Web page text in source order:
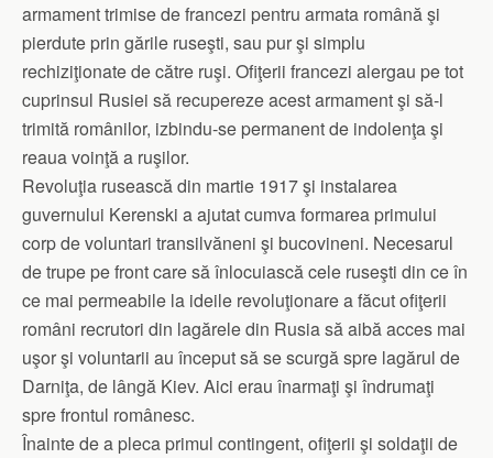
armament trimise de francezi pentru armata română şi
pierdute prin gările ruseşti, sau pur şi simplu
rechiziţionate de către ruşi. Ofiţerii francezi alergau pe tot
cuprinsul Rusiei să recupereze acest armament şi să-l
trimită românilor, izbindu-se permanent de indolenţa şi
reaua voinţă a ruşilor.
Revoluţia rusească din martie 1917 şi instalarea
guvernului Kerenski a ajutat cumva formarea primului
corp de voluntari transilvăneni şi bucovineni. Necesarul
de trupe pe front care să înlocuiască cele ruseşti din ce în
ce mai permeabile la ideile revoluţionare a făcut ofiţerii
români recrutori din lagărele din Rusia să aibă acces mai
uşor şi voluntarii au început să se scurgă spre lagărul de
Darniţa, de lângă Kiev. Aici erau înarmaţi şi îndrumaţi
spre frontul românesc.
Înainte de a pleca primul contingent, ofiţerii şi soldaţii de